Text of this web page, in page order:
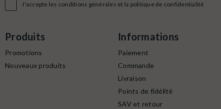
J'accepte les conditions générales et la politique de confidentialité
Produits
Promotions
Nouveaux produits
Informations
Paiement
Commande
Livraison
Points de fidélité
SAV et retour